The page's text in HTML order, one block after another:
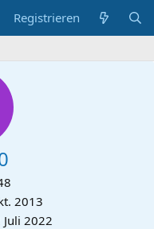
Registrieren
2013
Juli 2022